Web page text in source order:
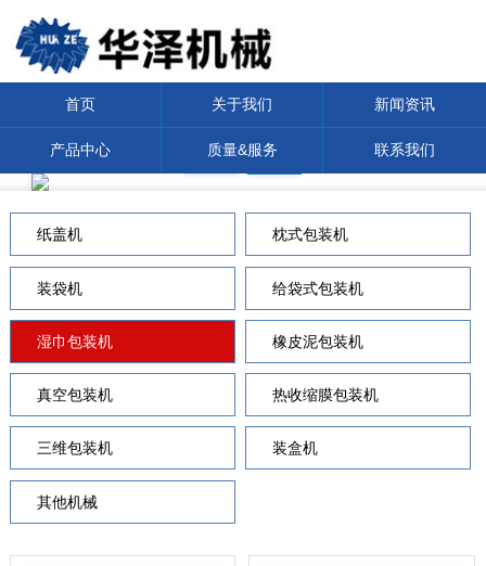
首页 关于我们 新闻资讯
产品中心 质量&服务 联系我们
纸盖机 枕式包装机
装袋机 给袋式包装机
湿巾包装机 橡皮泥包装机
真空包装机 热收缩膜包装机
三维包装机 装盒机
其他机械